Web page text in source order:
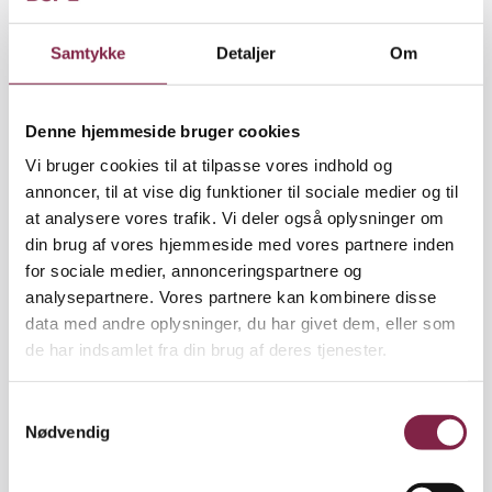
Samtykke Detaljer Om
Denne hjemmeside bruger cookies
Vi bruger cookies til at tilpasse vores indhold og
annoncer, til at vise dig funktioner til sociale medier og til
at analysere vores trafik. Vi deler også oplysninger om
din brug af vores hjemmeside med vores partnere inden
for sociale medier, annonceringspartnere og
analysepartnere. Vores partnere kan kombinere disse
data med andre oplysninger, du har givet dem, eller som
de har indsamlet fra din brug af deres tjenester.
Nødvendig
L), 2023.
omkostninger for dig, dine kollegaer og børnene.
Uenigheder og konflikter i personalegruppen kan
Skabe mere uro og mistrivsel i børnegruppen.
Medføre en uensartet pædagogisk praksis
Skabe uformelle magtpositioner i
personalegruppen.
Hvis samarbejdsvanskeligheder står på over tid og
ikke løses, er der risiko for, at konflikterne eskalerer
og udvikler sig til krænkende handlinger.
Afhængigt af alvorlighed og varighed kan
samarbejdsvanskeligheder medføre